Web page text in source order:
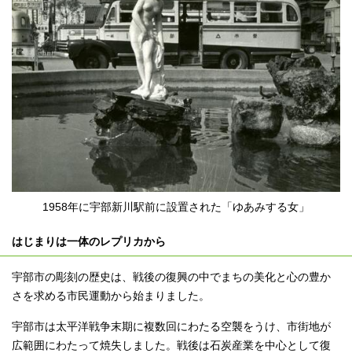
1958年に宇部新川駅前に設置された「ゆあみする女」
はじまりは一体のレプリカから
宇部市の彫刻の歴史は、戦後の復興の中でまちの美化と心の豊か
さを求める市民運動から始まりました。
宇部市は太平洋戦争末期に複数回にわたる空襲をうけ、市街地が
広範囲にわたって焼失しました。戦後は石炭産業を中心として復